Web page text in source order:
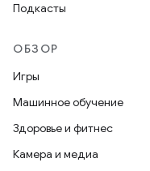
Подкасты
ОБЗОР
Игры
Машинное обучение
Здоровье и фитнес
Камера и медиа